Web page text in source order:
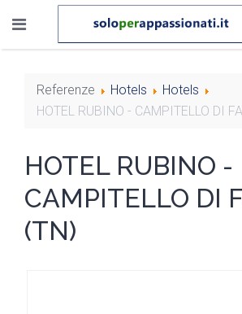
Referenze Hotels
Hotels
HOTEL RUBINO - CAMPITELLO DI
HOTEL RUBINO -
CAMPITELLO DI
(TN)